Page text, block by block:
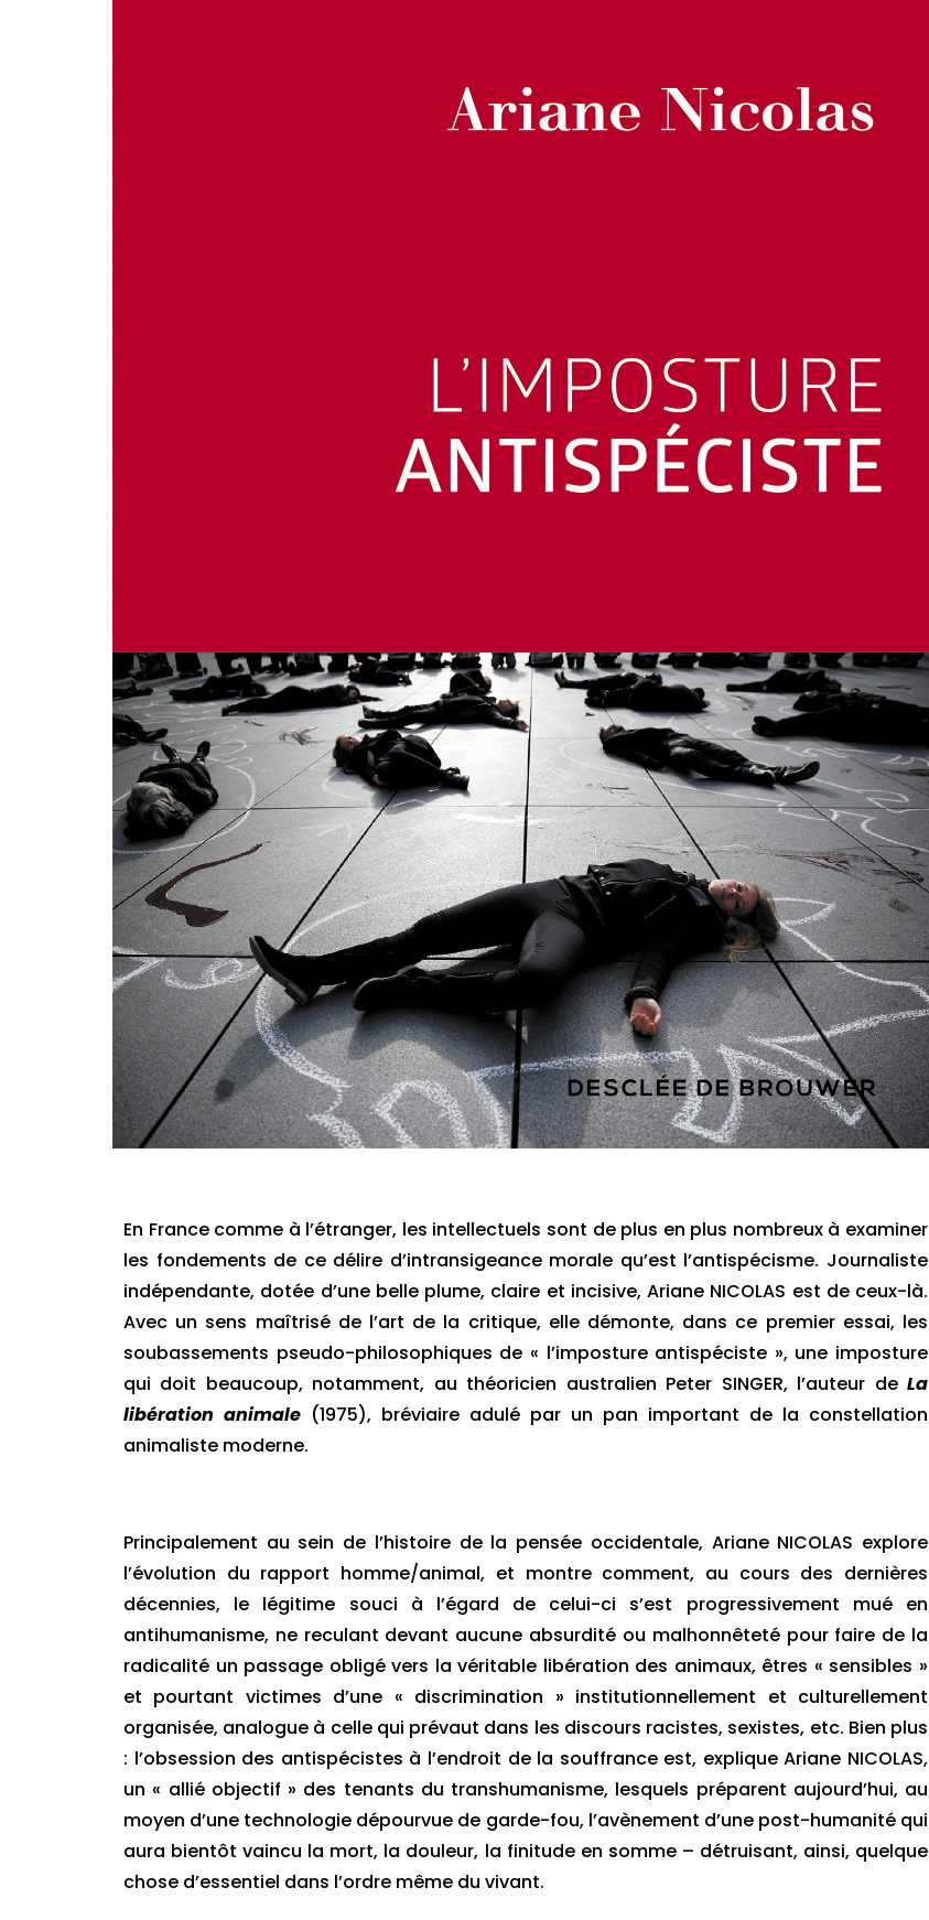
Gastronomie
Cyrus KHODAÏ
En France comme à l’étranger, les intellectuels sont de plus en plus nombreux à examiner
les fondements de ce délire d’intransigeance morale qu’est l’antispécisme. Journaliste
indépendante, dotée d’une belle plume, claire et incisive, Ariane NICOLAS est de ceux-là.
Avec un sens maîtrisé de l’art de la critique, elle démonte, dans ce premier essai, les
soubassements pseudo-philosophiques de « l’imposture antispéciste », une imposture
qui doit beaucoup, notamment, au théoricien australien Peter SINGER, l’auteur de La
libération animale (1975), bréviaire adulé par un pan important de la constellation
animaliste moderne.
Principalement au sein de l’histoire de la pensée occidentale, Ariane NICOLAS explore
l’évolution du rapport homme/animal, et montre comment, au cours des dernières
décennies, le légitime souci à l’égard de celui-ci s’est progressivement mué en
antihumanisme, ne reculant devant aucune absurdité ou malhonnêteté pour faire de la
radicalité un passage obligé vers la véritable libération des animaux, êtres « sensibles »
et pourtant victimes d’une « discrimination » institutionnellement et culturellement
organisée, analogue à celle qui prévaut dans les discours racistes, sexistes, etc. Bien plus
: l’obsession des antispécistes à l’endroit de la souffrance est, explique Ariane NICOLAS,
un « allié objectif » des tenants du transhumanisme, lesquels préparent aujourd’hui, au
moyen d’une technologie dépourvue de garde-fou, l’avènement d’une post-humanité qui
aura bientôt vaincu la mort, la douleur, la finitude en somme – détruisant, ainsi, quelque
chose d’essentiel dans l’ordre même du vivant.